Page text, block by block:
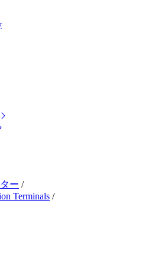
ー /
Terminals /